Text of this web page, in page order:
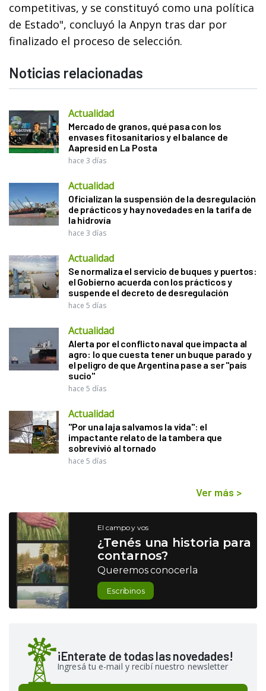
competitivas, y se constituyó como una política
de Estado", concluyó la Anpyn tras dar por
finalizado el proceso de selección.
Noticias relacionadas
Actualidad
Mercado de granos, qué pasa con los
envases fitosanitarios y el balance de
Aapresid en La Posta
hace 3 días
Actualidad
Oficializan la suspensión de la desregulación
de prácticos y hay novedades en la tarifa de
la hidrovía
hace 3 días
Actualidad
Se normaliza el servicio de buques y puertos:
el Gobierno acuerda con los prácticos y
suspende el decreto de desregulación
hace 5 días
Actualidad
Alerta por el conflicto naval que impacta al
agro: lo que cuesta tener un buque parado y
el peligro de que Argentina pase a ser "país
sucio"
hace 5 días
Actualidad
"Por una laja salvamos la vida": el
impactante relato de la tambera que
sobrevivió al tornado
hace 5 días
Ver más >
El campo y vos
¿Tenés una historia para
contarnos?
Queremos conocerla
Escribinos
¡Enterate de todas las novedades!
Ingresá tu e-mail y recibí nuestro newsletter